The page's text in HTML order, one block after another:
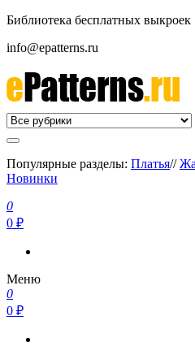
Библиотека бесплатных выкроек
info@epatterns.ru
Бесплатные выкройки скачать
Бесплатные выкройки
Популярные разделы: Платья//
Новинки
0
0 ₽
Меню
0
0 ₽